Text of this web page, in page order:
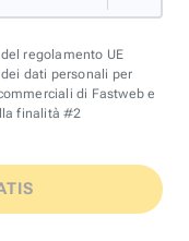
regolamento UE
dati personali per
di Fastweb e
finalità #2